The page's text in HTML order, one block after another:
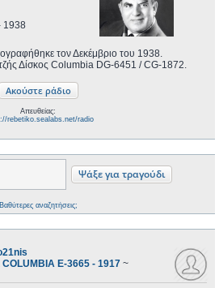
1938
τον Δεκέμβριο του 1938.
Δίσκος Columbia DG-6451 / CG-1872.
Απευθείας:
rebetiko.sealabs.net/radio
Βαθύτερες αναζητήσεις;
E-3665 - 1917 ~